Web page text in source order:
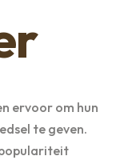
ervoor om hun
te geven.